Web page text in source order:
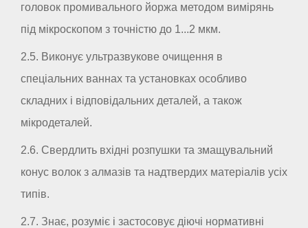
головок промивального йоржа методом вимірянь
під мікроскопом з точністю до 1...2 мкм.
2.5. Виконує ультразвукове очищення в
спеціальних ваннах та установках особливо
складних і відповідальних деталей, а також
мікродеталей.
2.6. Свердлить вхідні розпушки та змащувальний
конус волок з алмазів та надтвердих матеріалів усіх
типів.
2.7. Знає, розуміє і застосовує діючі нормативні